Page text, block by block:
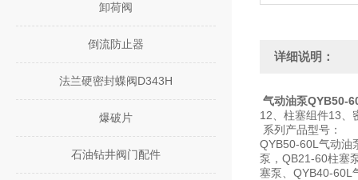
卸荷阀
倒流防止器
法兰硬密封蝶阀D343H
爆破片
石油钻井阀门配件
详细说明：
气动油泵QYB50-
12、柱塞组件13、
系列产品型号：
QYB50-60L气动油
泵，QB21-60柱塞
塞泵、QYB40-60L